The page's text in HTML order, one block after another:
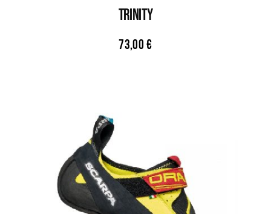
TRINITY
73,00€